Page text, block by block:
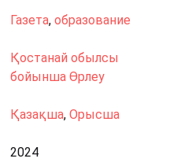
Газета, образование
Қостанай обылсы
бойынша Өрлеу
Қазақша, Орысша
2024